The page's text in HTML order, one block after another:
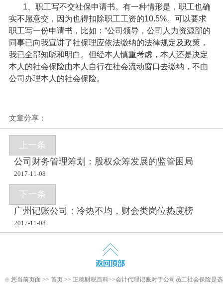
1、职工写不交社保申请书。有一种情形是，职工也确
实不愿意交，因为也得扣除职工工资的10.5%。可以要求
职工写一份申请书，比如：“公司领导，公司人力资源部的
同事已向我宣讲了社保理应依法缴纳的法律规定及政策，
我已全部知晓和明白。但经本人慎重考虑，本人还是决定
本人的社会保险由本人自行在社会流动窗口去缴纳，不由
公司办理本人的社会保险。
文章分享：
上一条
公司财务管理筹划：股权众筹发展的监管困局
2017-11-08
下一条
广州记账公司：冷热不均，财会类岗位热度榜
2017-11-08
您当前页面 >> 首页 >> 正穗财税百科>>会计代理记账对于公司员工社会保险是选